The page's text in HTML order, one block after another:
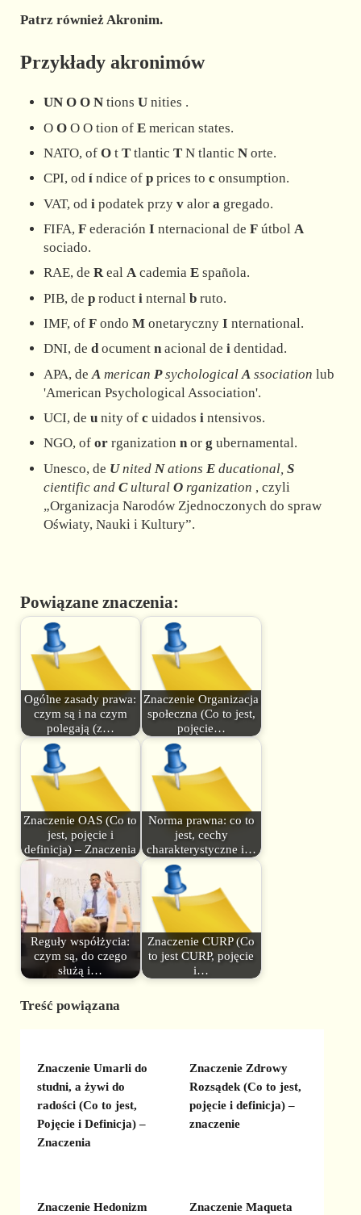
Patrz również Akronim.
Przykłady akronimów
UNO O N tionsU nities .
OO O O tion ofE merican states.
NATO, ofO tT tlanticT N tlanticN orte.
CPI, odí ndice ofp prices toc onsumption.
VAT, odi podatek przyv alora gregado.
FIFA,F ederaciónI nternacional deF útbolA
sociado.
RAE, deRealA cademiaE spañola.
PIB, dep roducti nternalb ruto.
IMF, ofF ondoM onetarycznyI nternational.
DNI, dedocumentnacional dei dentidad.
APA, deA merican PsychologicalA ssociation lub
'American Psychological Association'.
UCI, deu nity ofc uidadosi ntensivos.
NGO, ofor rganizationnorg ubernamental.
Unesco, de United Nations E ducational,S
cientific andCulturalO rganization , czyli
„Organizacja Narodów Zjednoczonych do spraw
Oświaty, Nauki i Kultury”.
Powiązane znaczenia:
Ogólne zasady prawa:
czym są i na czym
polegają (z…
Znaczenie Organizacja
społeczna (Co to jest,
pojęcie…
Znaczenie OAS (Co to
jest, pojęcie i
definicja) – Znaczenia
Norma prawna: co to
jest, cechy
charakterystyczne i…
Reguły współżycia:
czym są, do czego
służą i…
Znaczenie CURP (Co
to jest CURP, pojęcie
i…
Treść powiązana
Znaczenie Umarli do
studni, a żywi do
radości (Co to jest,
Pojęcie i Definicja) –
Znaczenia
Znaczenie Zdrowy
Rozsądek (Co to jest,
pojęcie i definicja) –
znaczenie
Znaczenie Hedonizm
Znaczenie Maqueta